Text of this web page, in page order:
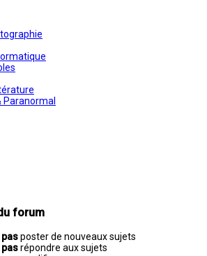
forum
pasposter de nouveaux sujets
pasrépondre aux sujets